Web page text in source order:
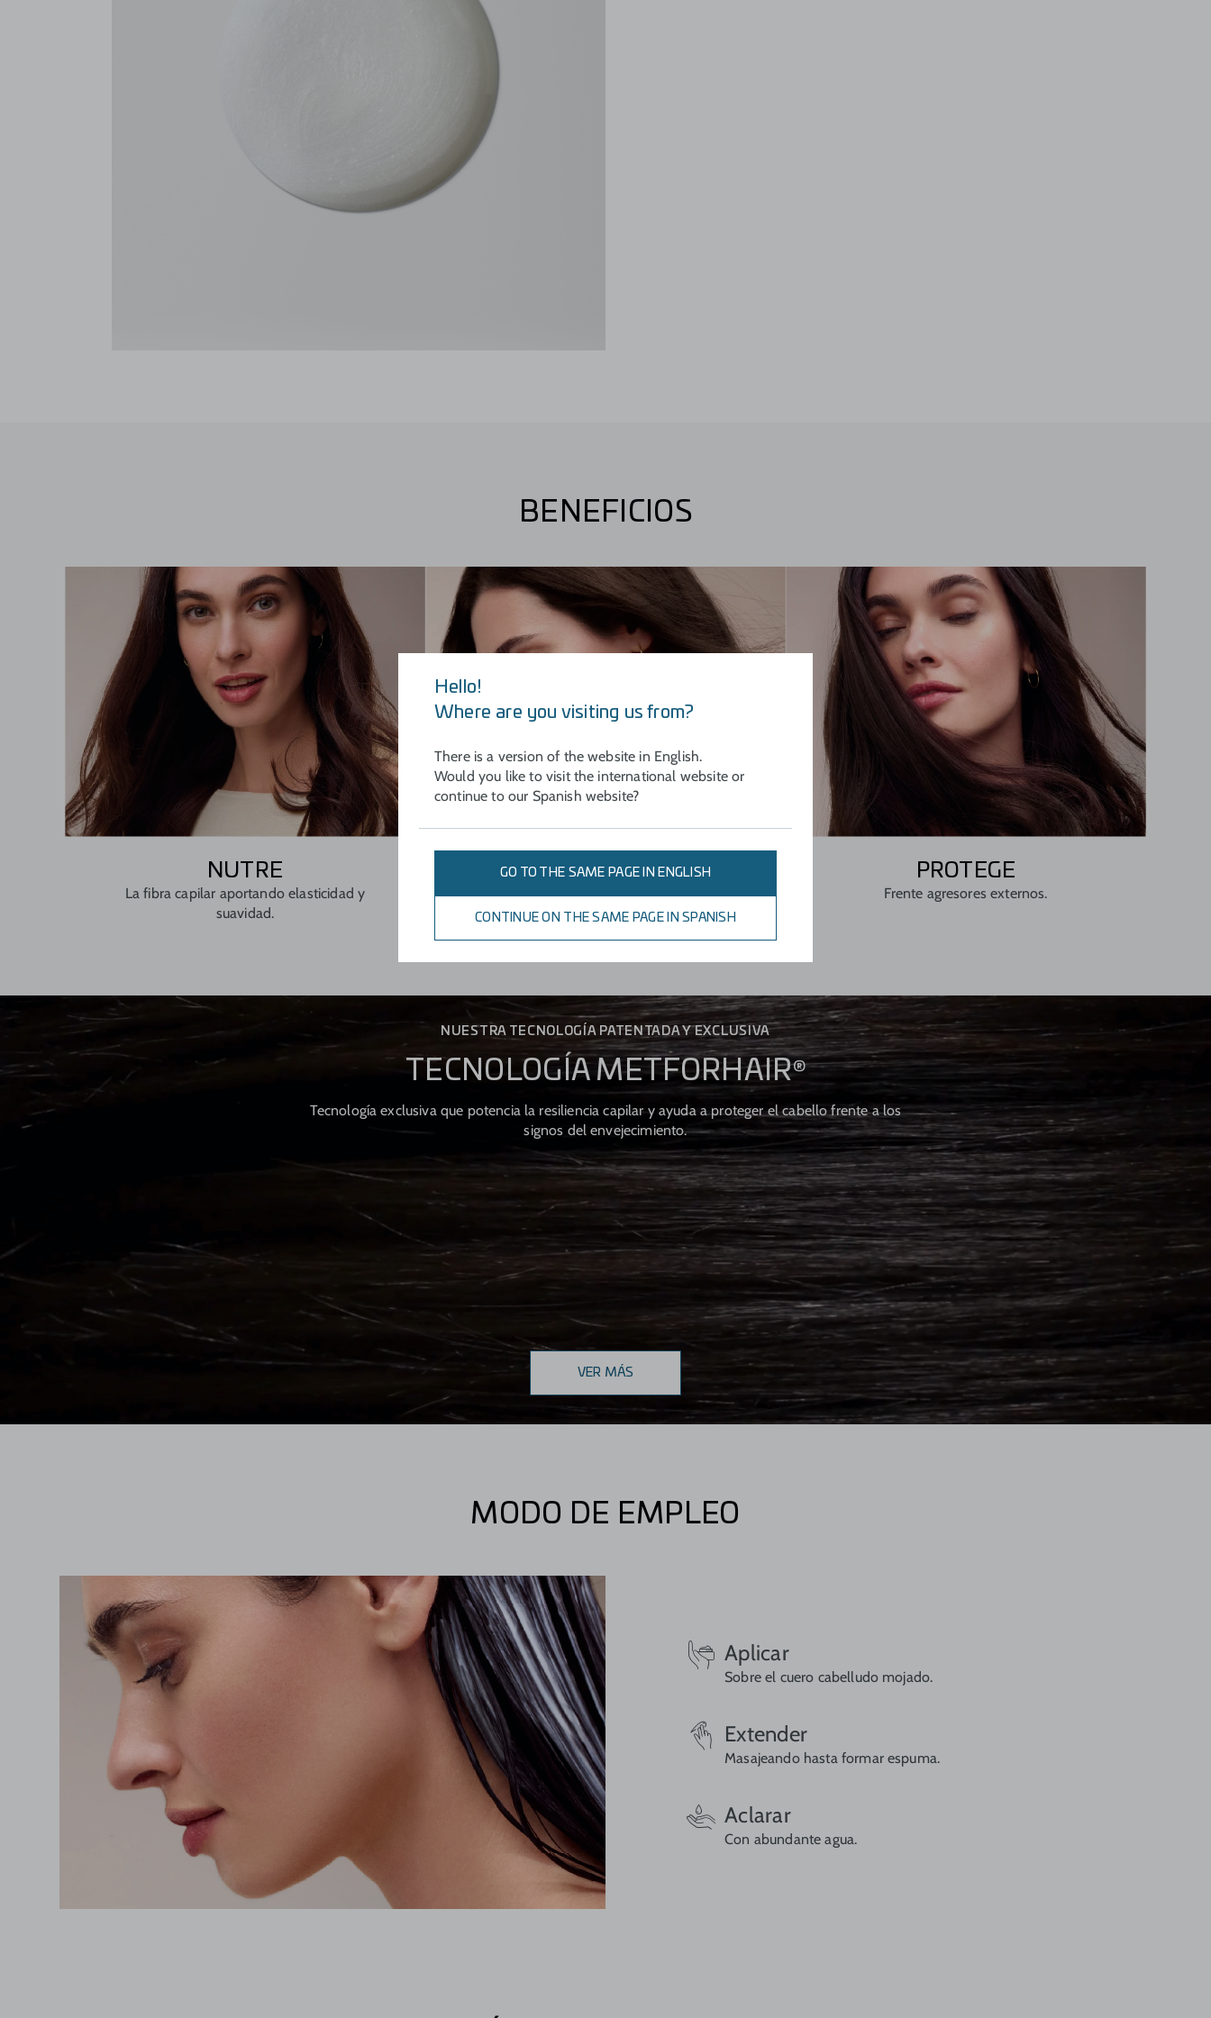
BENEFICIOS
NUTRE
La fibra capilar aportando elasticidad y
suavidad.
REFUERZA
Previniendo su rotura.
PROTEGE
Frente agresores externos.
NUESTRA TECNOLOGÍA PATENTADA Y EXCLUSIVA
TECNOLOGÍA METFORHAIR®
Tecnología exclusiva que potencia la resiliencia capilar y ayuda a proteger el cabello frente a los
signos del envejecimiento.
VER MÁS
MODO DE EMPLEO
Aplicar
Sobre el cuero cabelludo mojado.
Extender
Masajeando hasta formar espuma.
Aclarar
Con abundante agua.
Hello!
Where are you visiting us from?
There is a version of the website in English.
Would you like to visit the international website or
continue to our Spanish website?
GO TO THE SAME PAGE IN ENGLISH
CONTINUE ON THE SAME PAGE IN SPANISH